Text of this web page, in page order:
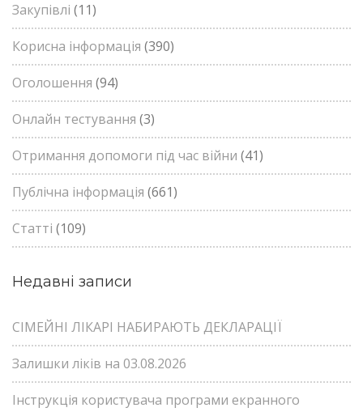
Закупівлі (11)
Корисна інформація (390)
Оголошення (94)
Онлайн тестування (3)
Отримання допомоги під час війни (41)
Публічна інформація (661)
Статті (109)
Недавні записи
СІМЕЙНІ ЛІКАРІ НАБИРАЮТЬ ДЕКЛАРАЦІЇ
Залишки ліків на 03.08.2026
Інструкція користувача програми екранного